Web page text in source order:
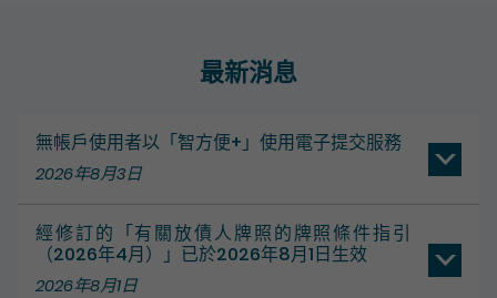
最新消息
無帳戶使用者以「智方便+」使用電子提交服務
2026年8月3日
經修訂的「有關放債人牌照的牌照條件指引
（2026年4月）」已於2026年8月1日生效
2026年8月1日